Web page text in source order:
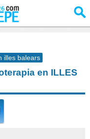
illes balears
en ILLES